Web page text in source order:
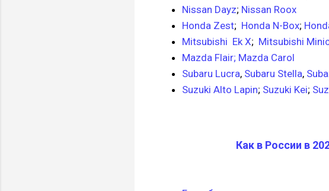
Nissan Dayz; Nissan Roox
Honda Zest; Honda N-Box;
Mitsubishi Ek X; Mitsubishi
Mazda Flair; Mazda Carol
Subaru Lucra, Subaru Stella,
Suzuki Alto Lapin; Suzuki Kei;
Как в России в